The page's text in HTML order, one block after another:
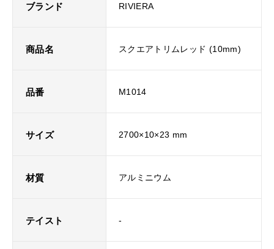
ブランド RIVIERA
商品名 スクエアトリムレッド (10mm)
品番 M1014
サイズ 2700×10×23 mm
材質 アルミニウム
テイスト -